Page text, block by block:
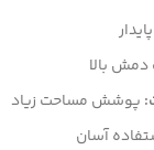
بالا
پوشش مساحت زیاد
آسان